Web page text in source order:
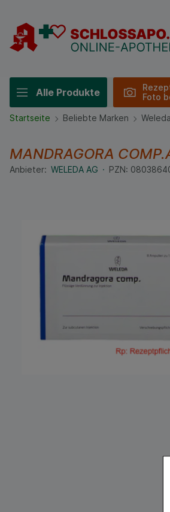
Alle Produkte
Foto
Startseite Beliebte Marken
MANDRAGORA
Anbieter: WELEDA AG PZN: